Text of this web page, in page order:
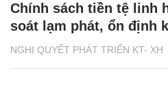
NGHỊ QUYẾT PHÁT TRIỂN KT- XH
Chính sách tiền tệ linh
soát lạm phát, ổn định